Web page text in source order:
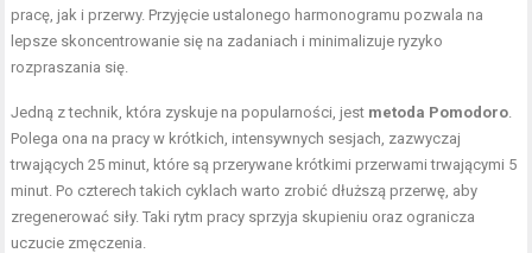
pracę, jak i przerwy. Przyjęcie ustalonego harmonogramu pozwala na
lepsze skoncentrowanie się na zadaniach i minimalizuje ryzyko
rozpraszania się.
Jedną z technik, która zyskuje na popularności, jest metoda Pomodoro
Polega ona na pracy w krótkich, intensywnych sesjach, zazwyczaj
trwających 25 minut, które są przerywane krótkimi przerwami trwającymi 5
minut. Po czterech takich cyklach warto zrobić dłuższą przerwę, aby
zregenerować siły. Taki rytm pracy sprzyja skupieniu oraz ogranicza
uczucie zmęczenia.